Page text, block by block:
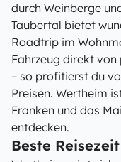
durch Weinberge
Taubertal bietet
Roadtrip im
Fahrzeug direkt
– so profitierst du
Preisen. Wertheim
Franken und das
entdecken.
Beste Reisezeit